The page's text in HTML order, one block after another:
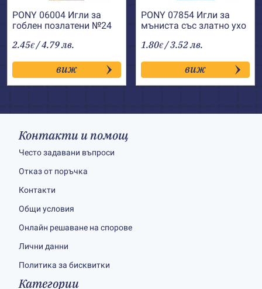
PONY 06004 Игли за
гоблен позлатени №24
2.45€ / 4.79 лв.
виж
PONY 07854 Игли за
мъниста със златно ухо
1.80€ / 3.52 лв.
виж
Контакти и помощ
Често задавани въпроси
Отказ от поръчка
Контакти
Общи условия
Онлайн решаване на спорове
Лични данни
Политика за бисквитки
Категории